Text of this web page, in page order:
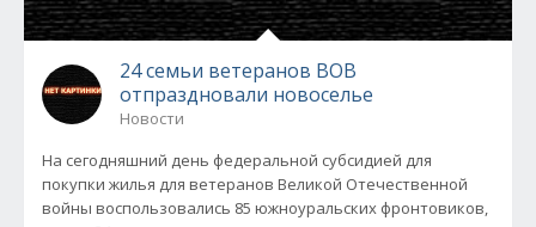
24 семьи ветеранов ВОВ
отпраздновали новоселье
Новости
На сегодняшний день федеральной субсидией для
покупки жилья для ветеранов Великой Отечественной
войны воспользовались 85 южноуральских фронтовиков,